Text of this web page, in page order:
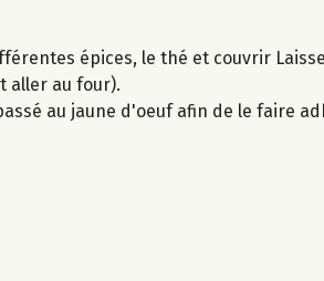
épices, le thé et couvrir
aller au four).
au jaune d'oeuf afin de le faire